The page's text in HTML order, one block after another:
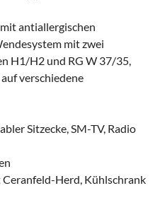
antiallergischen
mit zwei
H1/H2 und RG W 37/35,
verschiedene
Sitzecke, SM-TV, Radio
Herd, Kühlschrank